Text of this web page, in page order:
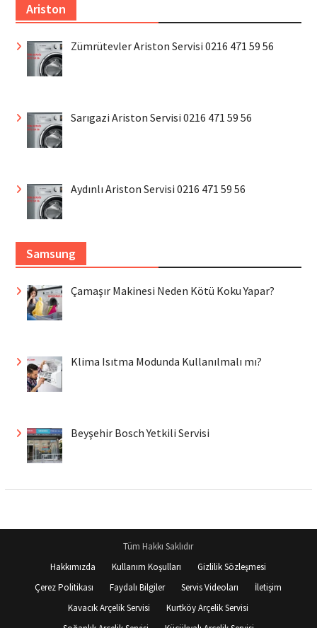
Ariston
Zümrütevler Ariston Servisi 0216 471 59 56
Sarıgazi Ariston Servisi 0216 471 59 56
Aydınlı Ariston Servisi 0216 471 59 56
Samsung
Çamaşır Makinesi Neden Kötü Koku Yapar?
Klima Isıtma Modunda Kullanılmalı mı?
Beyşehir Bosch Yetkili Servisi
Tüm Hakkı Saklıdır
Hakkımızda
Kullanım Koşulları
Gizlilik Sözleşmesi
Çerez Politikası
Faydalı Bilgiler Servis Videoları
İletişim
Kavacık Arçelik Servisi
Kurtköy Arçelik Servisi